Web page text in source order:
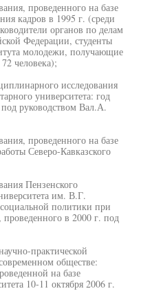
проведенного на базе
кадров в 1995 г. (среди
органов по делам
Федерации, студенты
молодежи, получающие
человека);
исследования
университета: год
руководством Вал.А.
проведенного на базе
Северо-Кавказского
Пензенского
им. В.Г.
политики при
в 2000 г. под
практической
обществе:
на базе
10-11 октября 2006 г.